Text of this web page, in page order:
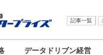
記事一覧
データドリブン経営